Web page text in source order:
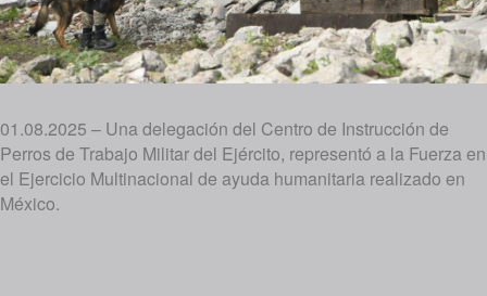
01.08.2025 – Una delegación del Centro de Instrucción de
Perros de Trabajo Militar del Ejército, representó a la Fuerza en
el Ejercicio Multinacional de ayuda humanitaria realizado en
México.